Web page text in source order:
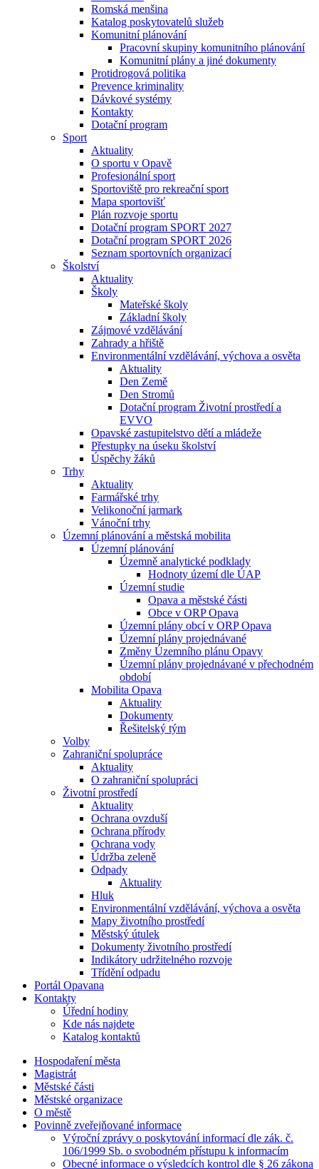
Romská menšina
Katalog poskytovatelů služeb
Komunitní plánování
Pracovní skupiny komunitního plánování
Komunitní plány a jiné dokumenty
Protidrogová politika
Prevence kriminality
Dávkové systémy
Kontakty
Dotační program
Sport
Aktuality
O sportu v Opavě
Profesionální sport
Sportoviště pro rekreační sport
Mapa sportovišť
Plán rozvoje sportu
Dotační program SPORT 2027
Dotační program SPORT 2026
Seznam sportovních organizací
Školství
Aktuality
Školy
Mateřské školy
Základní školy
Zájmové vzdělávání
Zahrady a hřiště
Environmentální vzdělávání, výchova a osvěta
Aktuality
Den Země
Den Stromů
Dotační program Životní prostředí a
EVVO
Opavské zastupitelstvo dětí a mládeže
Přestupky na úseku školství
Úspěchy žáků
Trhy
Aktuality
Farmářské trhy
Velikonoční jarmark
Vánoční trhy
Územní plánování a městská mobilita
Územní plánování
Územně analytické podklady
Hodnoty území dle ÚAP
Územní studie
Opava a městské části
Obce v ORP Opava
Územní plány obcí v ORP Opava
Územní plány projednávané
Změny Územního plánu Opavy
Územní plány projednávané v přechodném
období
Mobilita Opava
Aktuality
Dokumenty
Řešitelský tým
Volby
Zahraniční spolupráce
Aktuality
O zahraniční spolupráci
Životní prostředí
Aktuality
Ochrana ovzduší
Ochrana přírody
Ochrana vody
Údržba zeleně
Odpady
Aktuality
Hluk
Environmentální vzdělávání, výchova a osvěta
Mapy životního prostředí
Městský útulek
Dokumenty životního prostředí
Indikátory udržitelného rozvoje
Třídění odpadu
Portál Opavana
Kontakty
Úřední hodiny
Kde nás najdete
Katalog kontaktů
Hospodaření města
Magistrát
Městské části
Městské organizace
O městě
Povinně zveřejňované informace
Výroční zprávy o poskytování informací dle zák. č.
106/1999 Sb. o svobodném přístupu k informacím
Obecné informace o výsledcích kontrol dle § 26 zákona